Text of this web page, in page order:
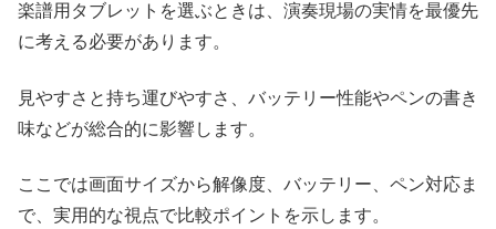
楽譜用タブレットを選ぶときは、演奏現場の実情を最優先
に考える必要があります。
見やすさと持ち運びやすさ、バッテリー性能やペンの書き
味などが総合的に影響します。
ここでは画面サイズから解像度、バッテリー、ペン対応ま
で、実用的な視点で比較ポイントを示します。